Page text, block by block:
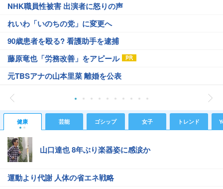
NHK職員性被害 出演者に怒りの声
れいわ「いのちの党」に変更へ
90歳患者を殴る? 看護助手を逮捕
藤原竜也「労務改善」をアピール
元TBSアナの山本里菜 離婚を公表
健康 芸能 ゴシップ 女子 トレンド
山口達也 8年ぶり楽器姿に感涙か
運動より代謝 人体の省エネ戦略